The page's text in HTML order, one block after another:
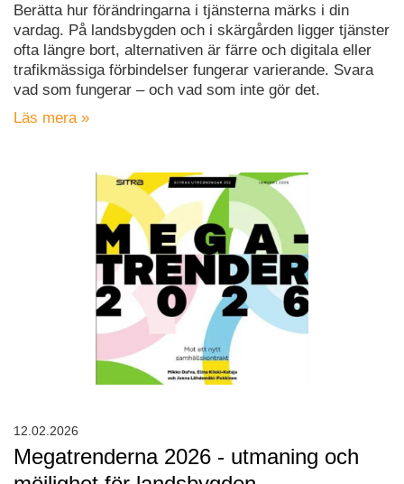
Berätta hur förändringarna i tjänsterna märks i din
vardag. På landsbygden och i skärgården ligger tjänster
ofta längre bort, alternativen är färre och digitala eller
trafikmässiga förbindelser fungerar varierande. Svara
vad som fungerar – och vad som inte gör det.
Läs mera »
Megatrenderna 2026 - utmaning och
12.02.2026